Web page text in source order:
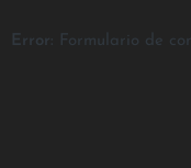
Error: Formulario de